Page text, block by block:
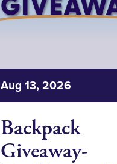
Aug 13, 2026
Backpack
Giveaway-